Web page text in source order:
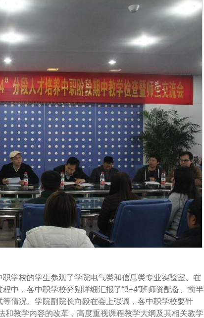
学校的学生参观了学院电气类和信息类专业实验室。在
中，各中职学校分别详细汇报了“3+4”班师资配备、前半
情况。学院副院长向毅在会上强调，各中职学校要针
和教学内容的改革，高度重视课程教学大纲及其相关教学